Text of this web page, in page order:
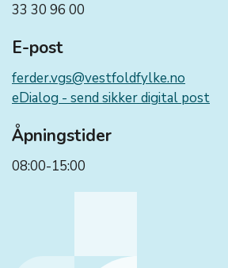
33 30 96 00
E-post
ferder.vgs@vestfoldfylke.no
eDialog - send sikker digital post
Åpningstider
08:00-15:00